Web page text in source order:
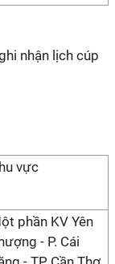
nhận lịch cúp
vực
phần KV Yên
- P. Cái